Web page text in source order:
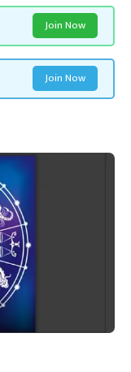
Join Now
Join Now